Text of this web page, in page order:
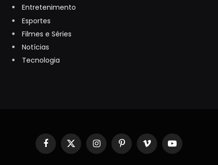
Entretenimento
Esportes
Filmes e Séries
Notícias
Tecnologia
Facebook
X
(Twitter)
InstagramPinterestVimeo YouTube